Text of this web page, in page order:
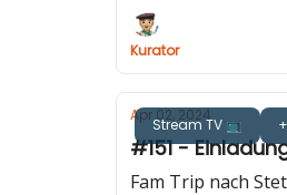
Kurator
Stream TV 📺
Apr 02, 2024
#151 -
Fam Trip nach